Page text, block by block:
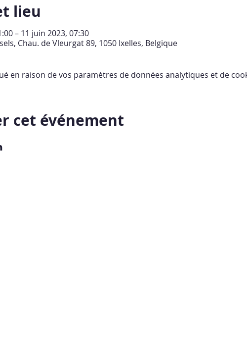
lieu
– 11 juin 2023, 07:30
Chau. de Vleurgat 89, 1050 Ixelles, Belgique
en raison de vos paramètres de données analytiques et de
cet événement